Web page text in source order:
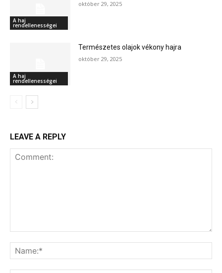
A haj
rendellenességei
október 29, 2025
A haj
rendellenességei
Természetes olajok vékony hajra
október 29, 2025
LEAVE A REPLY